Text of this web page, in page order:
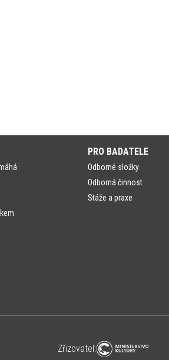
PRO BADATELE
Odborné složky
Odborná činnost
Stáže a praxe
Zřizovatel: